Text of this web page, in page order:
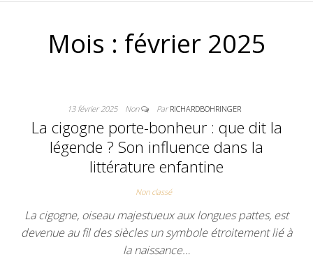
Mois : février 2025
13 février 2025 Non ParRICHARDBOHRINGER
La cigogne porte-bonheur : que dit la
légende ? Son influence dans la
littérature enfantine
Non classé
La cigogne, oiseau majestueux aux longues pattes, est
devenue au fil des siècles un symbole étroitement lié à
la naissance…